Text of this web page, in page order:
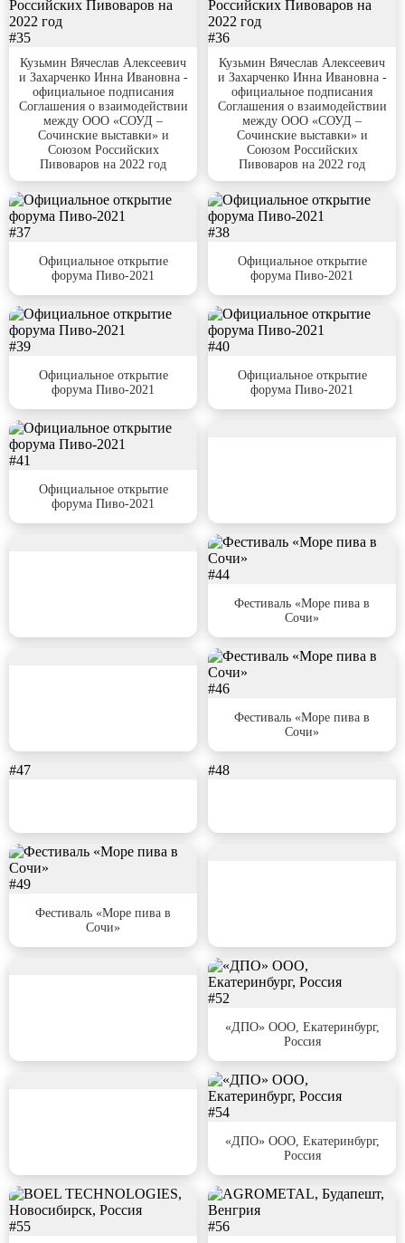
#35
Кузьмин Вячеслав Алексеевич
и Захарченко Инна Ивановна -
официальное подписания
Соглашения о взаимодействии
между ООО «СОУД –
Сочинские выставки» и
Союзом Российских
Пивоваров на 2022 год
#36
Кузьмин Вячеслав Алексеевич
и Захарченко Инна Ивановна -
официальное подписания
Соглашения о взаимодействии
между ООО «СОУД –
Сочинские выставки» и
Союзом Российских
Пивоваров на 2022 год
#37
Официальное открытие
форума Пиво-2021
#38
Официальное открытие
форума Пиво-2021
#39
Официальное открытие
форума Пиво-2021
#40
Официальное открытие
форума Пиво-2021
#41
Официальное открытие
форума Пиво-2021
#44
Фестиваль «Море пива в
Сочи»
#46
Фестиваль «Море пива в
Сочи»
#47 #48
#49
Фестиваль «Море пива в
Сочи»
#52
«ДПО» ООО, Екатеринбург,
Россия
#54
«ДПО» ООО, Екатеринбург,
Россия
#55 #56